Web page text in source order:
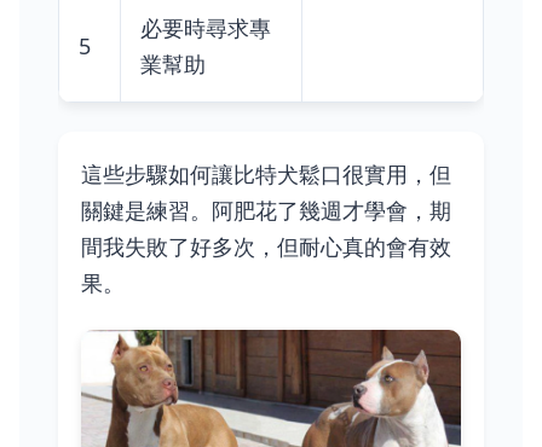
5
必要時尋求專
業幫助
這些步驟如何讓比特犬鬆口很實用，但
關鍵是練習。阿肥花了幾週才學會，期
間我失敗了好多次，但耐心真的會有效
果。